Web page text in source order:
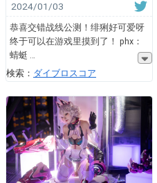
2024/01/03
恭喜交错战线公测！绯猁好可爱呀
终于可以在游戏里摸到了！ ​​​ phx：
蜻蜓
検索： ダイブロスコア